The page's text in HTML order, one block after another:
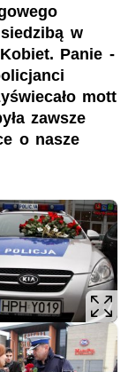
w
Panie -
mott
zawsze
o nasze